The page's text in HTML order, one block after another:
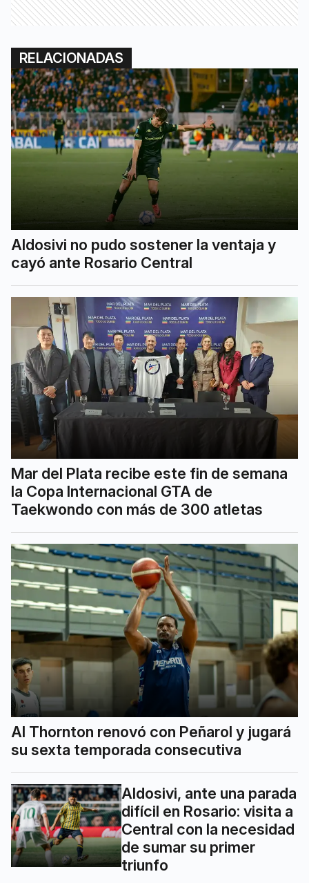
RELACIONADAS
Aldosivi no pudo sostener la ventaja y
cayó ante Rosario Central
Mar del Plata recibe este fin de semana
la Copa Internacional GTA de
Taekwondo con más de 300 atletas
Al Thornton renovó con Peñarol y jugará
su sexta temporada consecutiva
Aldosivi, ante una parada
difícil en Rosario: visita a
Central con la necesidad
de sumar su primer
triunfo